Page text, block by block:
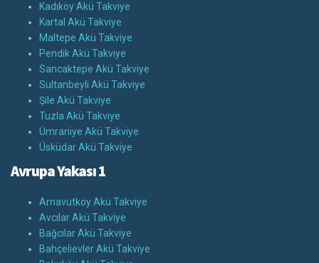
Kadıköy Akü Takviye
Kartal Akü Takviye
Maltepe Akü Takviye
Pendik Akü Takviye
Sancaktepe Akü Takviye
Sultanbeyli Akü Takviye
Şile Akü Takviye
Tuzla Akü Takviye
Ümraniye Akü Takviye
Üsküdar Akü Takviye
Avrupa Yakası 1
Arnavutköy Akü Takviye
Avcılar Akü Takviye
Bağcılar Akü Takviye
Bahçelievler Akü Takviye